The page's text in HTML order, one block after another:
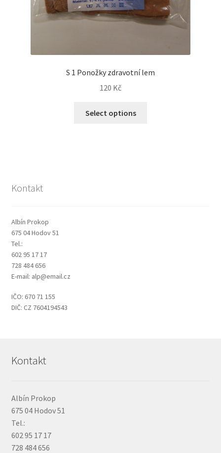
S 1 Ponožky zdravotní lem
120 Kč
Select options
Kontakt
Albín Prokop
675 04 Hodov 51
Tel.:
602 95 17 17
728 484 656
E-mail: alp@email.cz
IČO: 670 71 155
DIČ: CZ 7604194543
Kontakt
Albín Prokop
675 04 Hodov 51
Tel.:
602 95 17 17
728 484 656